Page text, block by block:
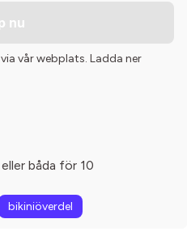
nu
vår webplats. Ladda ner
båda för 10
bikiniöverdel